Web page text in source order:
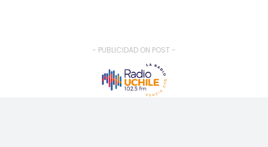
- PUBLICIDAD ON POST -